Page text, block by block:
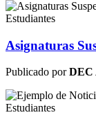
Estudiantes
Asignaturas
Publicado porDEC
Estudiantes